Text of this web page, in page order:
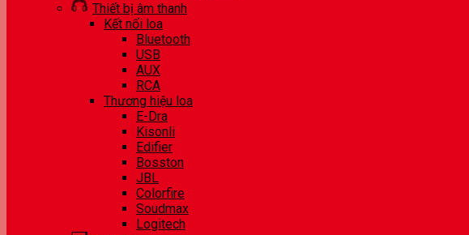
Thiết bị âm thanh
Kết nối loa
Bluetooth
USB
AUX
RCA
Thương hiệu loa
E-Dra
Kisonli
Edifier
Bosston
JBL
Colorfire
Soudmax
Logitech